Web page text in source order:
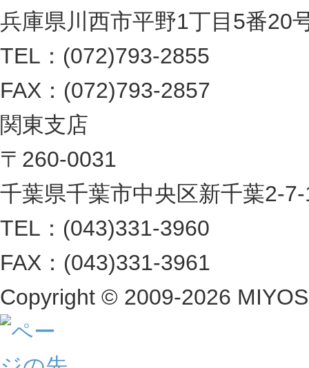
兵庫県川西市平野1丁目5番20
TEL：(072)793-2855
FAX：(072)793-2857
関東支店
〒260-0031
千葉県千葉市中央区新千葉2-
TEL：(043)331-3960
FAX：(043)331-3961
Copyright © 2009-2026